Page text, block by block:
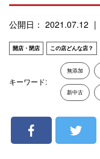
公開日： 2021.07.12
開店・閉店 この店どんな店？
キーワード:
無添加
新中古